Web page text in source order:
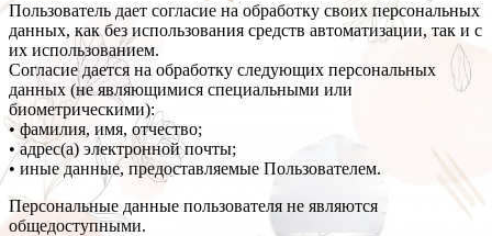
Пользователь дает согласие на обработку своих персональных
данных, как без использования средств автоматизации, так и с
их использованием.
Согласие дается на обработку следующих персональных
данных (не являющимися специальными или
биометрическими):
• фамилия, имя, отчество;
• адрес(а) электронной почты;
• иные данные, предоставляемые Пользователем.
Персональные данные пользователя не являются
общедоступными.